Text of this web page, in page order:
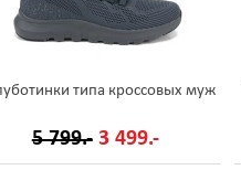
типа кроссовых муж
5 799.- 3 499.-